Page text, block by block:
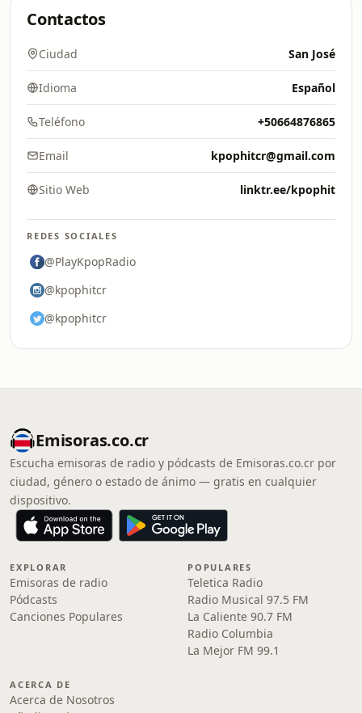
Contactos
Ciudad San José
Idioma Español
Teléfono +50664876865
Email kpophitcr@gmail.com
Sitio Web linktr.ee/kpophit
REDES SOCIALES
@PlayKpopRadio
@kpophitcr
@kpophitcr
Emisoras.co.cr
Escucha emisoras de radio y pódcasts de Emisoras.co.cr por
ciudad, género o estado de ánimo — gratis en cualquier
dispositivo.
EXPLORAR
Emisoras de radio
Pódcasts
Canciones Populares
POPULARES
Teletica Radio
Radio Musical 97.5 FM
La Caliente 90.7 FM
Radio Columbia
La Mejor FM 99.1
ACERCA DE
Acerca de Nosotros